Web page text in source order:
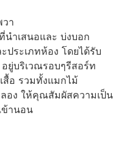
า
นำเสนอและ บ่งบอก
ประเภทห้อง โดยได้รับ
ยู่บริเวณรอบๆรีสอร์ท
สื้อ รวมทั้งแมกไม้
อง ให้คุณสัมผัสความเป็น
านอน